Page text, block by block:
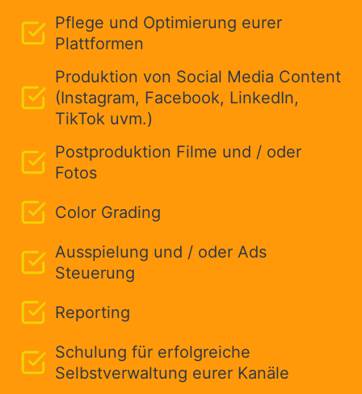
Pflege und Optimierung eurer
Plattformen
Produktion von Social Media Content
(Instagram, Facebook, LinkedIn,
TikTok uvm.)
Postproduktion Filme und / oder
Fotos
Color Grading
Ausspielung und / oder Ads
Steuerung
Reporting
Schulung für erfolgreiche
Selbstverwaltung eurer Kanäle